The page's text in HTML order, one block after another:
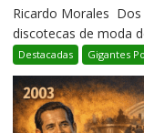
Ricardo Morales Dos
discotecas de moda
Destacadas Gigantes